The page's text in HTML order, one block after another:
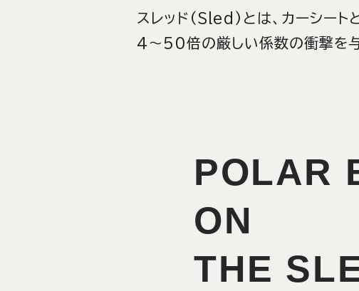
スレッド(Sled)とは、カーシート
4〜50倍の厳しい係数の衝撃を
POLAR
ON
THE